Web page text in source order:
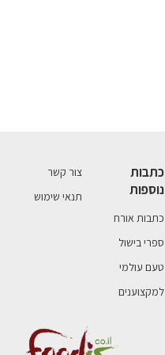
כתבות
נוספות
כתבות אורח
ספרי בישול
טעם עולמי
למקצוענים
צור קשר
תנאי שימוש